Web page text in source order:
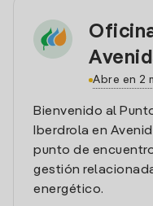
Abre en 2
Bienvenido al
Iberdrola en
punto de
gestión
energético.